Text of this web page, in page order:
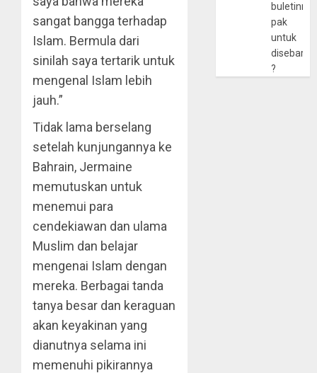
sangat bangga terhadap
Islam. Bermula dari
sinilah saya tertarik untuk
mengenal Islam lebih
jauh.”
Tidak lama berselang
setelah kunjungannya ke
Bahrain, Jermaine
memutuskan untuk
menemui para
cendekiawan dan ulama
Muslim dan belajar
mengenai Islam dengan
mereka. Berbagai tanda
tanya besar dan keraguan
akan keyakinan yang
dianutnya selama ini
memenuhi pikirannya
pak
untuk
?